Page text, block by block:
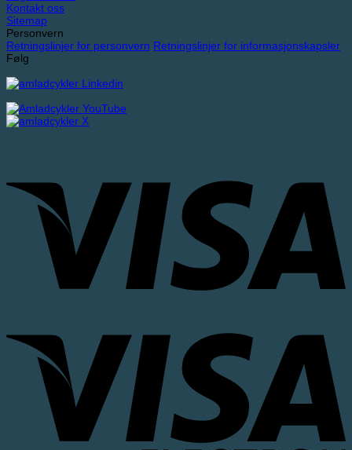
Kontakt oss
Sitemap
Personvern
Retningslinjer for personvern Retningslinjer for informasjonskapsler
Følg